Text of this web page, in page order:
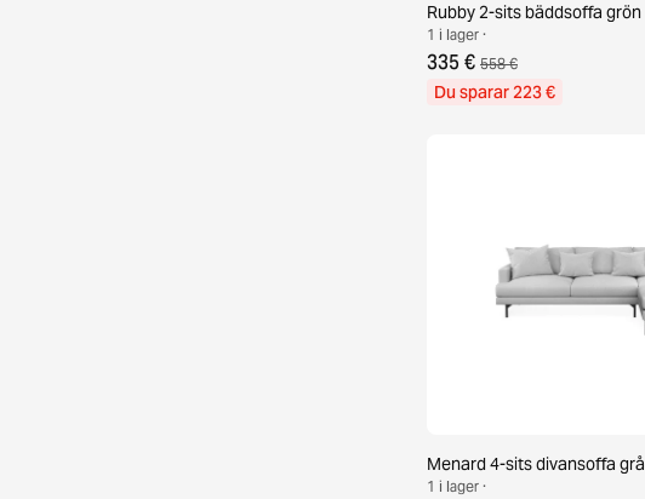
Rubby 2-sits bäddsoffa grön
1 i lager ·
335 € 558 €
Du sparar 223 €
Menard 4-sits divansoffa grå
1 i lager ·